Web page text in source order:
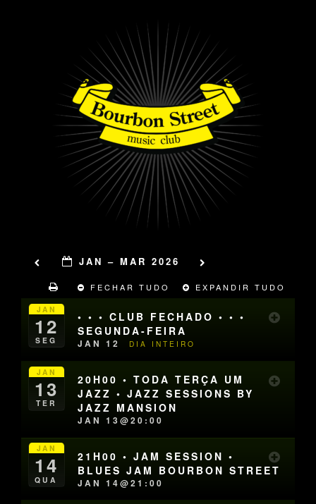
JAN – MAR 2026
FECHAR TUDO EXPANDIR TUDO
JAN
12
SEG
• • • CLUB FECHADO • • •
SEGUNDA-FEIRA
JAN 12 DIA INTEIRO
JAN
13
TER
20H00 • TODA TERÇA UM
JAZZ • JAZZ SESSIONS BY
JAZZ MANSION
JAN 13@20:00
JAN
14
QUA
21H00 • JAM SESSION •
BLUES JAM BOURBON STREET
JAN 14@21:00